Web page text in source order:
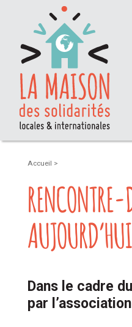
Accueil >
Dans le cadre du
par l’association